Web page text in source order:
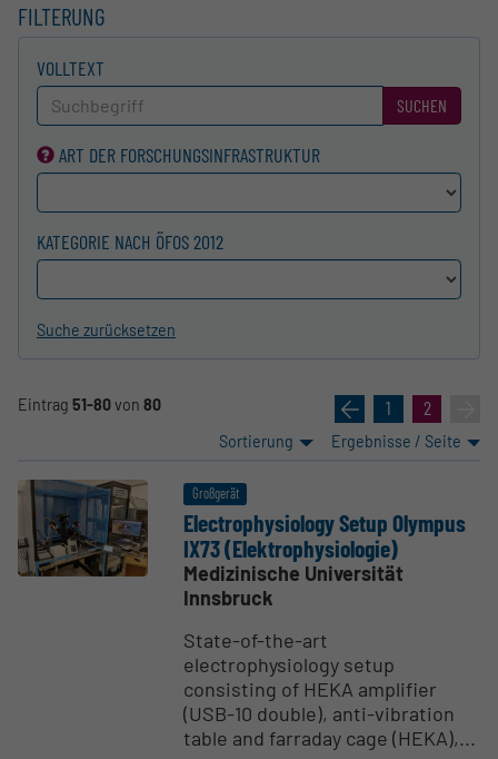
FILTERUNG
VOLLTEXT
SUCHEN
ART DER FORSCHUNGS­INFRASTRUKTUR
KATEGORIE NACH ÖFOS 2012
Suche zurücksetzen
Eintrag 51-80von 80 « 1 2
Sortierung Ergebnisse / Seite
Großgerät
Electro­phy­siology Setup Olympus
IX73 (Elektro­phy­sio­logie)
Medizinische Universität
Innsbruck
State-of-the-art
electrophysiology setup
consisting of HEKA amplifier
(USB-10 double), anti-vibration
table and farraday cage (HEKA),...